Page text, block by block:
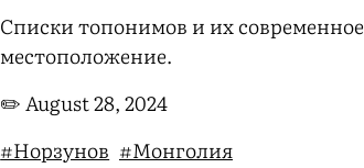
Списки топонимов и их современное
местоположение.
✏️August 28, 2024
#Норзунов #Монголия